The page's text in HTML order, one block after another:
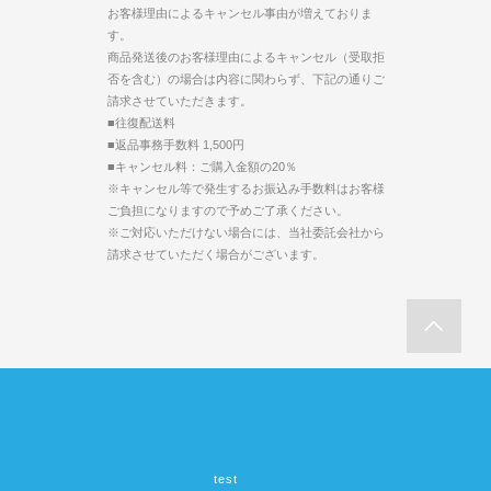
お客様理由によるキャンセル事由が増えておりま
す。
商品発送後のお客様理由によるキャンセル（受取拒
否を含む）の場合は内容に関わらず、下記の通りご
請求させていただきます。
■往復配送料
■返品事務手数料 1,500円
■キャンセル料：ご購入金額の20％
※キャンセル等で発生するお振込み手数料はお客様
ご負担になりますので予めご了承ください。
※ご対応いただけない場合には、当社委託会社から
請求させていただく場合がございます。
test